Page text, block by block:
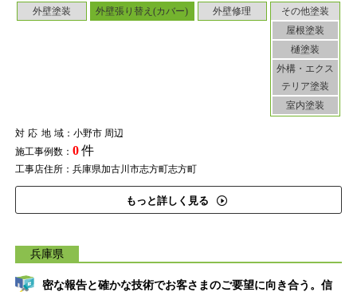
外壁塗装 外壁張り替え(カバー) 外壁修理
その他塗装
屋根塗装
樋塗装
外構・エクス
テリア塗装
室内塗装
対応地域：小野市 周辺
施工事例数： 0件
工事店住所：兵庫県加古川市志方町志方町
もっと詳しく見る
兵庫県
密な報告と確かな技術でお客さまのご要望に向き合う。信